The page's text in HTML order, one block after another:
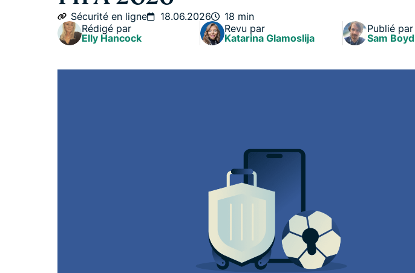
authentification
à plusieurs
Sécurité en ligne 18.06.2026
18 min
Rédigé par
Elly Hancock
Revu par
Katarina Glamoslija
Publié par
Sam Boyd